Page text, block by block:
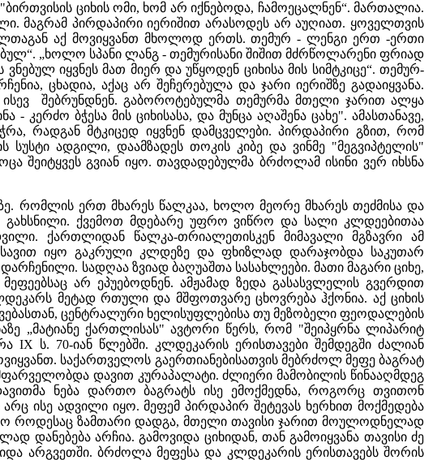
ციხის ომი, ხომ არ იქნებოდა, ჩამოეცალნენ“. მართალია.
მაგრამ პირდაპირი იერიშით არასოდეს არ აუღიათ. ყოველთვის
აქ მოვიყვანთ მხოლოდ ერთს. თემურ - ლენგი ერთ -ერთი
„ხოლო სპანი ლანგ - თემურისანი შიშით მძრწოლარენი ფრიად
იყვნეს მათ მიერ და უწყოდენ ციხისა მის სიმტკიცე“. თემურ-
ცხადია, აქაც არ შეჩერებულა და ჯარი იერიშზე გადაიყვანა.
ისევ შებრუნდნენ. გაბოროტებულმა თემურმა მთელი ჯარით ალყა
ბჭესა მის ციხისასა, და მუნცა აღაშენა ცახე". ამასთანავე,
რადგან მტკიცედ იყვნენ დამცველები. პირდაპირი გზით, რომ
სუსტი ადგილი, დაამზადეს თოკის კიბე და ვინმე "მეგვიპტელის"
შეიტყვეს გვიან იყო. თავდადებულმა ბრძოლამ ისინი ვერ იხსნა
რომლის ერთ მხარეს წალკაა, ხოლო მეორე მხარეს თეძმისა და
გახსნილი. ქვემოთ მდებარე უფრო ვიწრო და სალი კლდეებითაა
ქართლიდან წალკა-თრიალეთისკენ მიმავალი მგზავრი ამ
იყო გაკრული კლდეზე და ფხიზლად დარაჯობდა საკუთარ
სადღაა ზვიად ბაღუაშთა სასახლეები. მათი მაგარი ციხე,
არ ეპუებოდნენ. ამჟამად ზედა გასასვლელის გვერდით
მეტად რთული და მშფოთვარე ცხოვრება ჰქონია. აქ ციხის
ცენტრალური ხელისუფლებისა თუ მეზობელი ფეოდალების
„მატიანე ქართლისას" ავტორი წერს, რომ "შეიპყრნა ლიპარიტ
IX ს. 70-იან წლებში. კლდეკარის ერისთავები შემდეგში ძალიან
საქართველოს გაერთიანებისათვის მებრძოლ მეფე ბაგრატ
დავით კურაპალატი. ძლიერი მამობილის წინააღმდეგ
ნება დართო ბაგრატს ისე ემოქმედნა, როგორც თვითონ
ისე ადვილი იყო. მეფემ პირდაპირ შეტევას ხერხით მოქმედება
როდესაც ზამთარი დადგა, მთელი თავისი ჯარით მოულოდნელად
დანებება არჩია. გამოვიდა ციხიდან, თან გამოიყვანა თავისი ძე
არგვეთში. ბრძოლა მეფესა და კლდეკარის ერისთავებს შორის